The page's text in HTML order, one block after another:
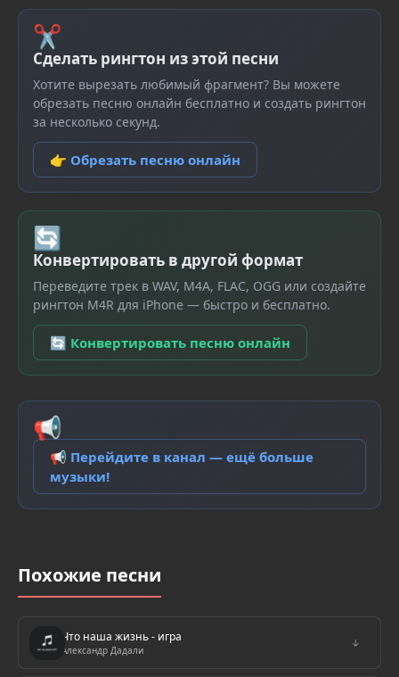
✂
Сделать рингтон из этой песни
Хотите вырезать любимый фрагмент? Вы можете
обрезать песню онлайн бесплатно и создать рингтон
за несколько секунд.
👉 Обрезать песню онлайн
🔄
Конвертировать в другой формат
Переведите трек в WAV, M4A, FLAC, OGG или создайте
рингтон M4R для iPhone — быстро и бесплатно.
🔄 Конвертировать песню онлайн
📢
📢 Перейдите в канал — ещё больше
музыки!
Похожие песни
Что наша жизнь - игра
Александр Дадали
↓